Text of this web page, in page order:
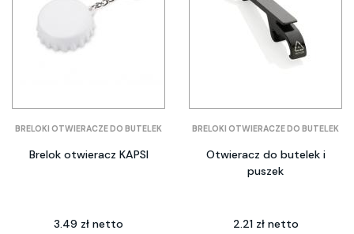
BRELOKI OTWIERACZE DO BUTELEK
Brelok otwieracz KAPSI
3.49 zł netto
BRELOKI OTWIERACZE DO BUTELEK
Otwieracz do butelek i
puszek
2.21 zł netto